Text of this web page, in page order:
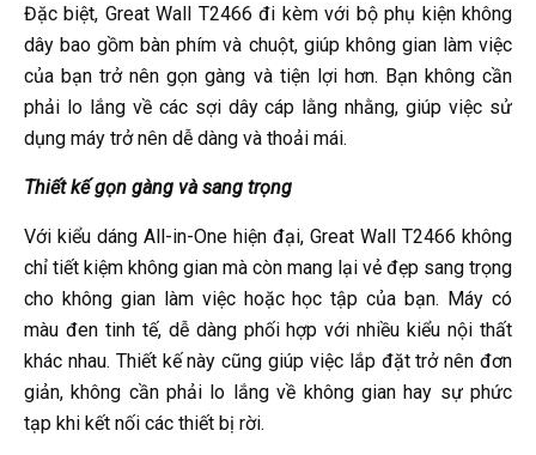
Đặc biệt, Great Wall T2466 đi kèm với bộ phụ kiện không
dây bao gồm bàn phím và chuột, giúp không gian làm việc
của bạn trở nên gọn gàng và tiện lợi hơn. Bạn không cần
phải lo lắng về các sợi dây cáp lằng nhằng, giúp việc sử
dụng máy trở nên dễ dàng và thoải mái.
Thiết kế gọn gàng và sang trọng
Với kiểu dáng All-in-One hiện đại, Great Wall T2466 không
chỉ tiết kiệm không gian mà còn mang lại vẻ đẹp sang trọng
cho không gian làm việc hoặc học tập của bạn. Máy có
màu đen tinh tế, dễ dàng phối hợp với nhiều kiểu nội thất
khác nhau. Thiết kế này cũng giúp việc lắp đặt trở nên đơn
giản, không cần phải lo lắng về không gian hay sự phức
tạp khi kết nối các thiết bị rời.